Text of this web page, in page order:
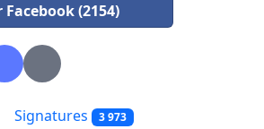
(2154)
Signatures 3 973